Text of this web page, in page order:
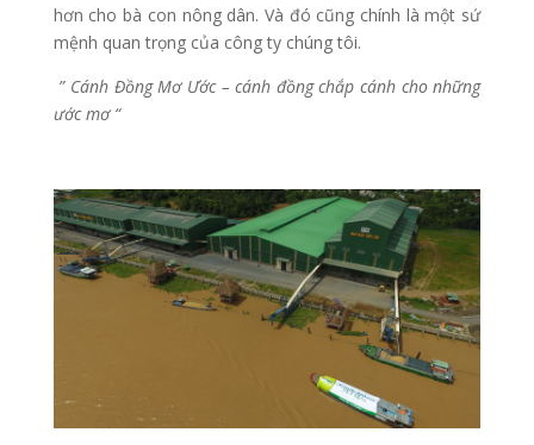
hơn cho bà con nông dân. Và đó cũng chính là một sứ
mệnh quan trọng của công ty chúng tôi.
” Cánh Đồng Mơ Ước – cánh đồng chắp cánh cho những
ước mơ “